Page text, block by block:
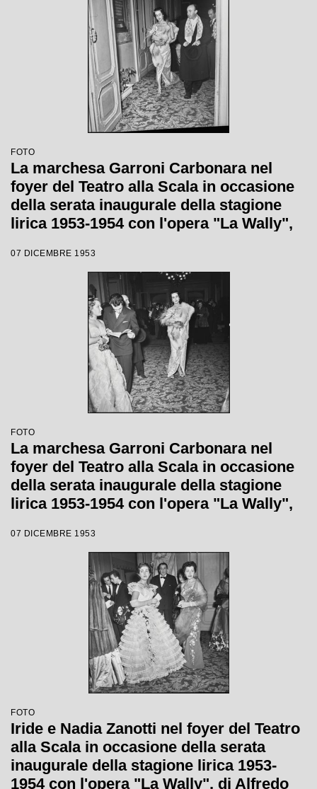
FOTO
La marchesa Garroni Carbonara nel
foyer del Teatro alla Scala in occasione
della serata inaugurale della stagione
lirica 1953-1954 con l'opera "La Wally",
Maria Giulini, con la regia di Tatiana
07 DICEMBRE 1953
FOTO
La marchesa Garroni Carbonara nel
foyer del Teatro alla Scala in occasione
della serata inaugurale della stagione
lirica 1953-1954 con l'opera "La Wally",
Maria Giulini, con la regia di Tatiana
07 DICEMBRE 1953
FOTO
Iride e Nadia Zanotti nel foyer del Teatro
alla Scala in occasione della serata
inaugurale della stagione lirica 1953-
1954 con l'opera "La Wally", di Alfredo